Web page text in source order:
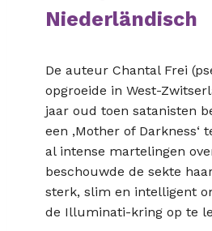
Niederländisch
De auteur Chantal Frei
opgroeide in West-
jaar oud toen satanisten
een ‚Mother of Darkness‘
al intense martelingen
beschouwde de sekte
sterk, slim en intelligent
de Illuminati-kring op te